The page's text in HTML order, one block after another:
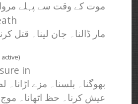
موت کے وقت سے پہلے
مار ڈالنا۔ جان لینا۔ قتل
in
بھوگنا۔ بلسنا۔ مزے اڑانا۔
عیش کرنا۔ حظ اٹھانا۔ موج